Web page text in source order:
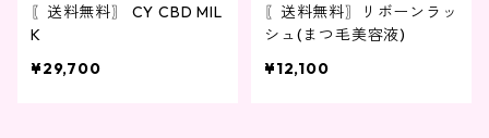
〖送料無料〗 CY CBD MIL
K
¥29,700
〖送料無料〗リボーンラッ
シュ(まつ毛美容液)
¥12,100